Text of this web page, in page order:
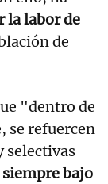
la labor de
de
"dentro de
se refuercen
selectivas
bajo